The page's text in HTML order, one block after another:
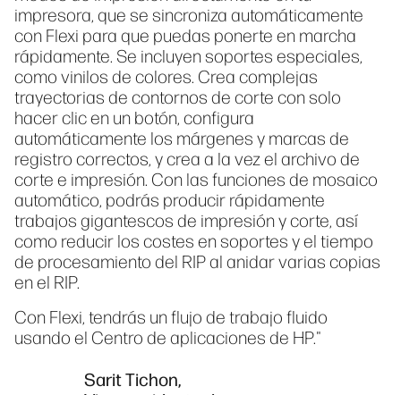
impresora, que se sincroniza automáticamente
con Flexi para que puedas ponerte en marcha
rápidamente. Se incluyen soportes especiales,
como vinilos de colores. Crea complejas
trayectorias de contornos de corte con solo
hacer clic en un botón, configura
automáticamente los márgenes y marcas de
registro correctos, y crea a la vez el archivo de
corte e impresión. Con las funciones de mosaico
automático, podrás producir rápidamente
trabajos gigantescos de impresión y corte, así
como reducir los costes en soportes y el tiempo
de procesamiento del RIP al anidar varias copias
en el RIP.
Con Flexi, tendrás un flujo de trabajo fluido
usando el Centro de aplicaciones de HP."
Sarit Tichon,